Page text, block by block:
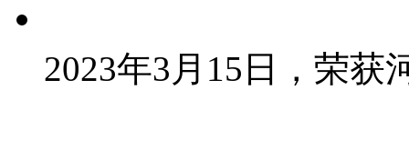
2023年3月15日，荣获